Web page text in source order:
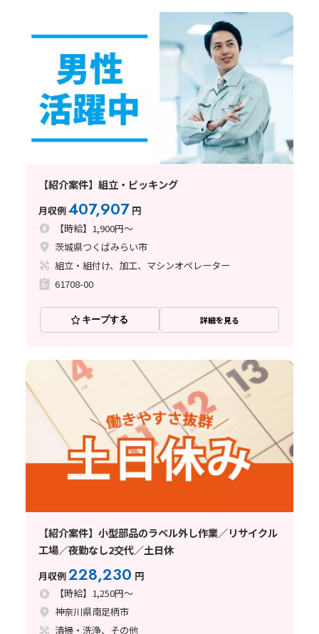
【紹介案件】組立・ピッキング
月収例407,907 円
【時給】1,900円～
茨城県つくばみらい市
組立・組付け、加工、マシンオペレーター
61708-00
キープする 詳細を見る
【紹介案件】小型部品のラベル外し作業／リサイクル
工場／夜勤なし2交代／土日休
月収例228,230 円
【時給】1,250円～
神奈川県南足柄市
清掃・洗浄、その他